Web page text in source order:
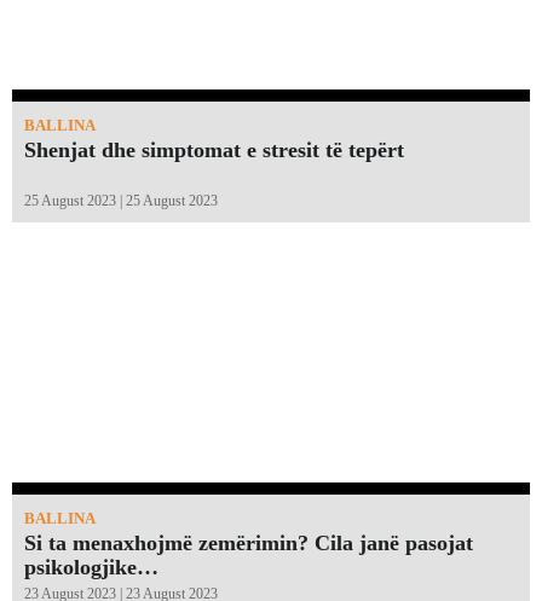
BALLINA
Shenjat dhe simptomat e stresit të tepërt
25 August 2023 | 25 August 2023
BALLINA
Si ta menaxhojmë zemërimin? Cila janë pasojat
psikologjike…
23 August 2023 | 23 August 2023